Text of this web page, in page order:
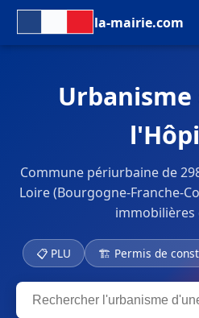
la-mairie.com
Urbanisme
Commune périurbaine de
Loire (Bourgogne-Franche-
immobilières
📋 PLU 🏗 Permis de